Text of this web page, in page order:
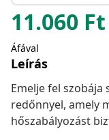
11.060 Ft
Áfával
Leírás
Emelje fel
redőnnyel, amely
hőszabályozást